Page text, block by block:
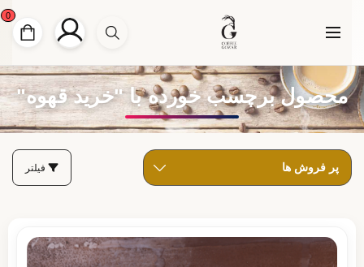
0
محصول برچسب خورده با "خرید قهوه"
فیلتر